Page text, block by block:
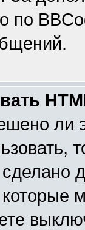
по
сделано